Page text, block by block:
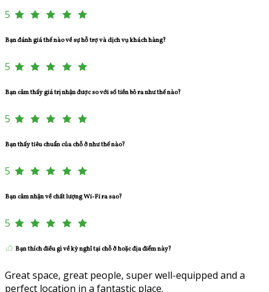
5
Bạn đánh giá thế nào về sự hỗ trợ và dịch vụ khách hàng?
5
Bạn cảm thấy giá trị nhận được so với số tiền bỏ ra như thế nào?
5
Bạn thấy tiêu chuẩn của chỗ ở như thế nào?
5
Bạn cảm nhận về chất lượng Wi-Fi ra sao?
5
Bạn thích điều gì về kỳ nghỉ tại chỗ ở hoặc địa điểm này?
Great space, great people, super well-equipped and a
perfect location in a fantastic place.